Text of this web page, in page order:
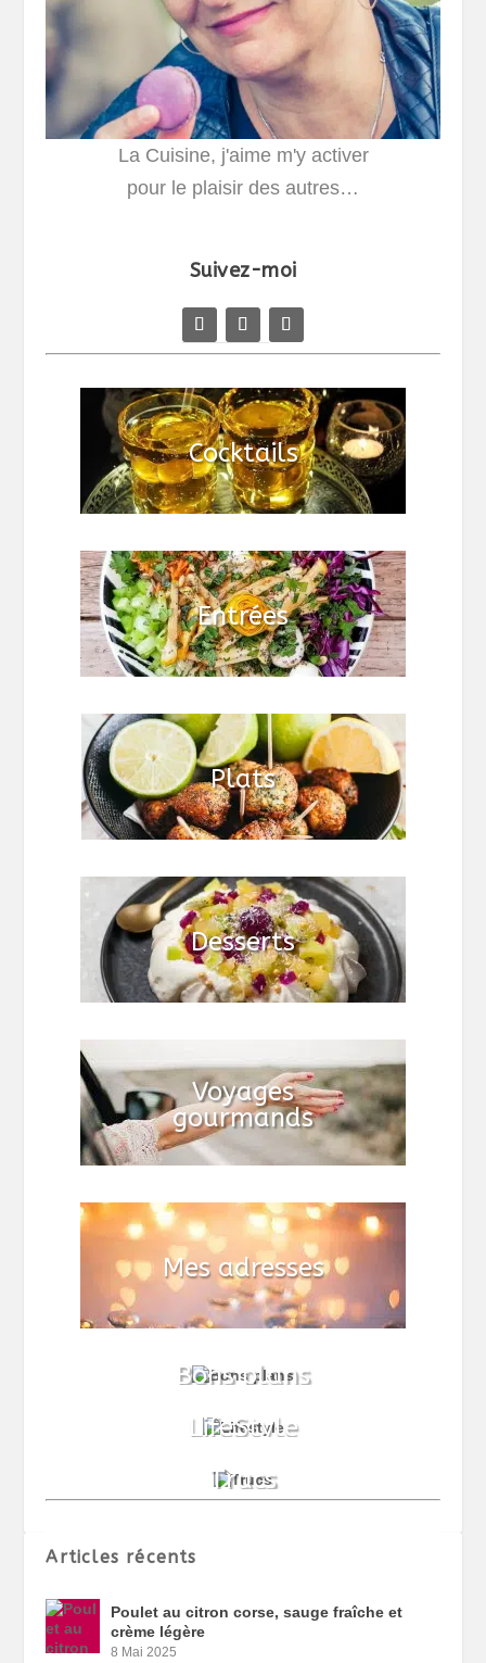
La Cuisine, j'aime m'y activer
pour le plaisir des autres…
Suivez-moi
Articles récents
Poulet au citron corse, sauge fraîche et
crème légère
8 Mai 2025